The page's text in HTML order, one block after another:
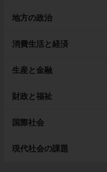
地方の政治
消費生活と経済
生産と金融
財政と福祉
国際社会
現代社会の課題